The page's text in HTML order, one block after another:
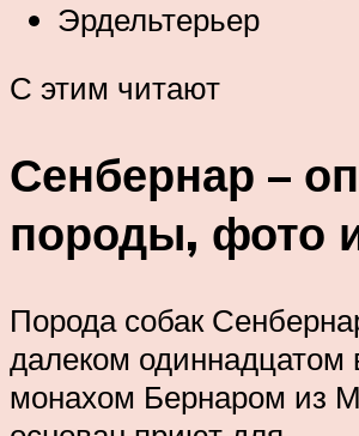
Эрдельтерьер
С этим читают
Сенбернар –
породы, фото
Порода собак
далеком одиннадцатом
монахом Бернаром из